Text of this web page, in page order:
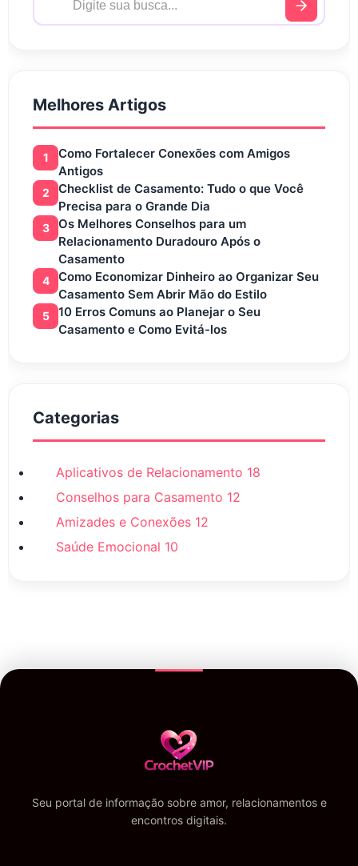
Melhores Artigos
1
Como Fortalecer Conexões com Amigos
Antigos
2
Checklist de Casamento: Tudo o que Você
Precisa para o Grande Dia
3
Os Melhores Conselhos para um
Relacionamento Duradouro Após o
Casamento
4
Como Economizar Dinheiro ao Organizar Seu
Casamento Sem Abrir Mão do Estilo
5
10 Erros Comuns ao Planejar o Seu
Casamento e Como Evitá-los
Categorias
Aplicativos de Relacionamento 18
Conselhos para Casamento 12
Amizades e Conexões 12
Saúde Emocional 10
Seu portal de informação sobre amor, relacionamentos e
encontros digitais.